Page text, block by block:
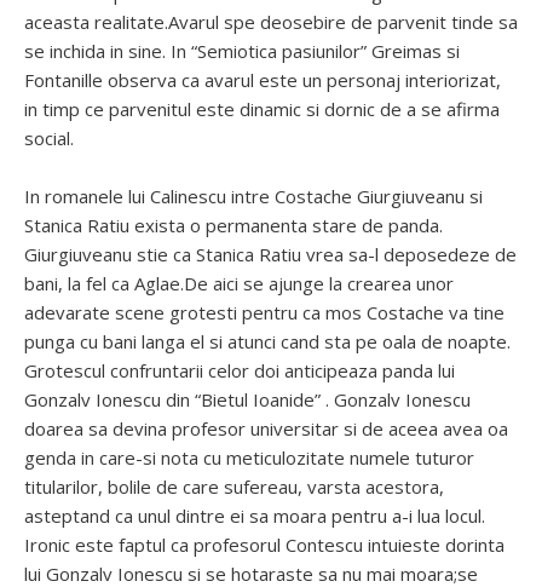
aceasta realitate.Avarul spe deosebire de parvenit tinde sa
se inchida in sine. In “Semiotica pasiunilor” Greimas si
Fontanille observa ca avarul este un personaj interiorizat,
in timp ce parvenitul este dinamic si dornic de a se afirma
social.
In romanele lui Calinescu intre Costache Giurgiuveanu si
Stanica Ratiu exista o permanenta stare de panda.
Giurgiuveanu stie ca Stanica Ratiu vrea sa-l deposedeze de
bani, la fel ca Aglae.De aici se ajunge la crearea unor
adevarate scene grotesti pentru ca mos Costache va tine
punga cu bani langa el si atunci cand sta pe oala de noapte.
Grotescul confruntarii celor doi anticipeaza panda lui
Gonzalv Ionescu din “Bietul Ioanide” . Gonzalv Ionescu
doarea sa devina profesor universitar si de aceea avea oa
genda in care-si nota cu meticulozitate numele tuturor
titularilor, bolile de care sufereau, varsta acestora,
asteptand ca unul dintre ei sa moara pentru a-i lua locul.
Ironic este faptul ca profesorul Contescu intuieste dorinta
lui Gonzalv Ionescu si se hotaraste sa nu mai moara;se